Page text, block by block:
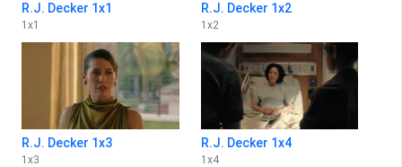
R.J. Decker 1x1
1 x1
R.J. Decker 1x2
1 x2
R.J. Decker 1x3
1 x3
R.J. Decker 1x4
1 x4